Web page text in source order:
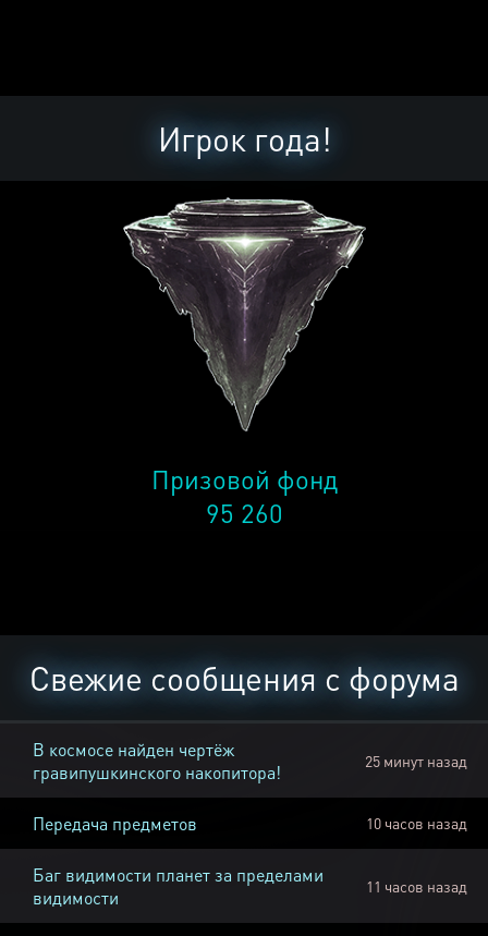
Игрок года!
Призовой фонд
95 260
Свежие сообщения с форума
В космосе найден чертёж
гравипушкинского накопитора!
25 минут назад
Передача предметов 10 часов назад
Баг видимости планет за пределами
видимости
11 часов назад